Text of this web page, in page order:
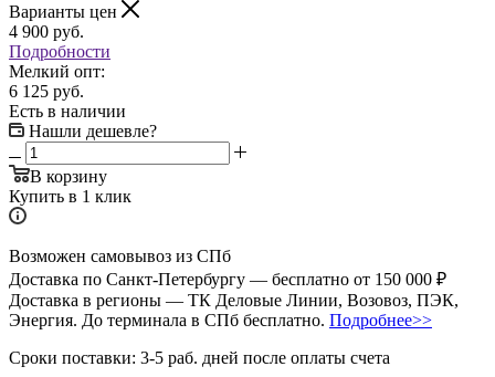
Варианты цен
4 900 руб.
Подробности
Мелкий опт:
6 125 руб.
Есть в наличии
Нашли дешевле?
В корзину
Купить в 1 клик
Возможен самовывоз из СПб
Доставка по Санкт-Петербургу — бесплатно от 150 000 ₽
Доставка в регионы — ТК Деловые Линии, Возовоз, ПЭК,
Энергия. До терминала в СПб бесплатно. Подробнее>>
Сроки поставки: 3-5 раб. дней после оплаты счета